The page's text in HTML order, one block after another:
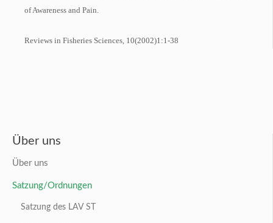
Über uns
Über uns
Satzung/Ordnungen
Satzung des LAV ST
of Awareness and Pain.
Reviews in Fisheries Sciences, 10(2002)1:1-38